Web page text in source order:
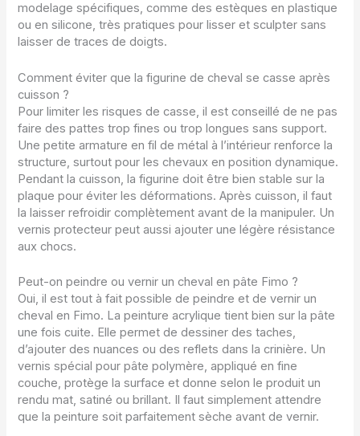
modelage spécifiques, comme des estèques en plastique
ou en silicone, très pratiques pour lisser et sculpter sans
laisser de traces de doigts.
Comment éviter que la figurine de cheval se casse après
cuisson ?
Pour limiter les risques de casse, il est conseillé de ne pas
faire des pattes trop fines ou trop longues sans support.
Une petite armature en fil de métal à l’intérieur renforce la
structure, surtout pour les chevaux en position dynamique.
Pendant la cuisson, la figurine doit être bien stable sur la
plaque pour éviter les déformations. Après cuisson, il faut
la laisser refroidir complètement avant de la manipuler. Un
vernis protecteur peut aussi ajouter une légère résistance
aux chocs.
Peut-on peindre ou vernir un cheval en pâte Fimo ?
Oui, il est tout à fait possible de peindre et de vernir un
cheval en Fimo. La peinture acrylique tient bien sur la pâte
une fois cuite. Elle permet de dessiner des taches,
d’ajouter des nuances ou des reflets dans la crinière. Un
vernis spécial pour pâte polymère, appliqué en fine
couche, protège la surface et donne selon le produit un
rendu mat, satiné ou brillant. Il faut simplement attendre
que la peinture soit parfaitement sèche avant de vernir.